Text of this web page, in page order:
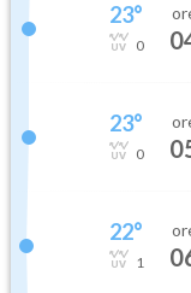
23°
0
23°
0
22°
1